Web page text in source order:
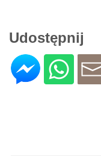
Udostępnij